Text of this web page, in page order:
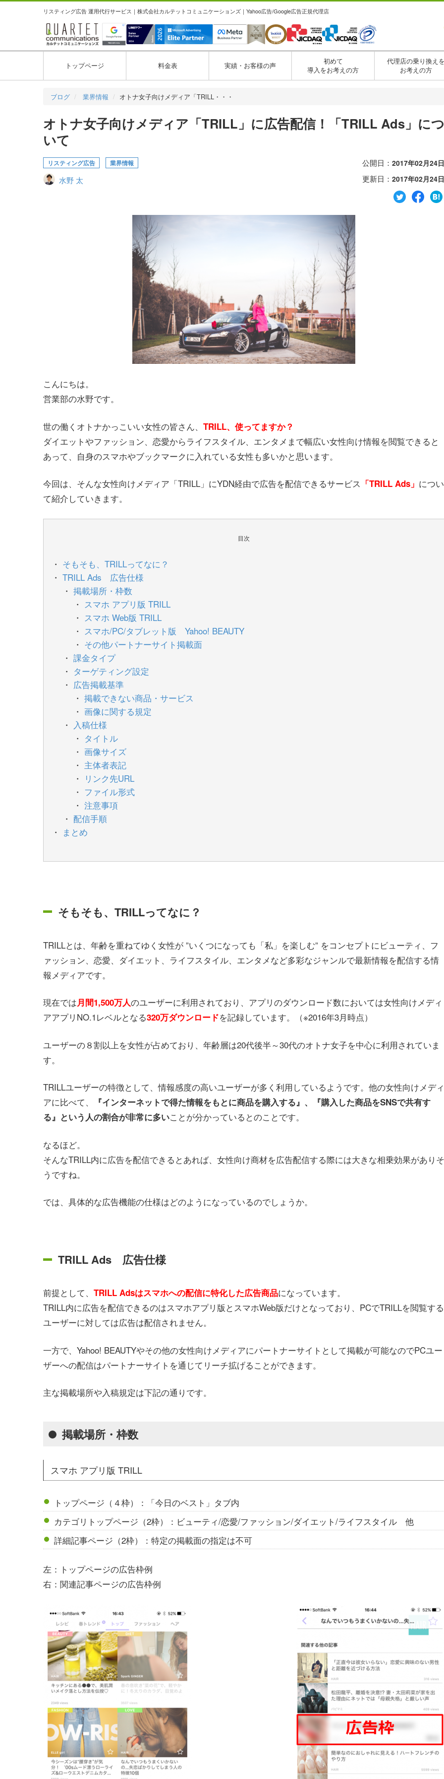
リスティング広告 運用代行サービス｜株式会社カルテットコミュニケーションズ｜Yahoo広告/Google広告正規代理店
トップページ 料金表 実績・お客様の声
初めて
導入をお考えの方
代理店の乗り換え
お考えの方
ブログ 業界情報 オトナ女子向けメディア「TRILL・・・
オトナ女子向けメディア「TRILL」に広告配信！「TRILL Ads」につ
いて
リスティング広告 業界情報
水野 太
公開日： 2017年02月24日
更新日： 2017年02月24日
こんにちは。
営業部の水野です。
世の働くオトナかっこいい女性の皆さん、 TRILL、使ってますか？
ダイエットやファッション、恋愛からライフスタイル、エンタメまで幅広い女性向け情報を閲覧できると
あって、自身のスマホやブックマークに入れている女性も多いかと思います。
今回は、そんな女性向けメディア「TRILL」にYDN経由で広告を配信できるサービス 「TRILL Ads」 につい
て紹介していきます。
目次
そもそも、TRILLってなに？
TRILL Ads 広告仕様
掲載場所・枠数
スマホ アプリ版 TRILL
スマホ Web版 TRILL
スマホ/PC/タブレット版 Yahoo! BEAUTY
その他パートナーサイト掲載面
課金タイプ
ターゲティング設定
広告掲載基準
掲載できない商品・サービス
画像に関する規定
入稿仕様
タイトル
画像サイズ
主体者表記
リンク先URL
ファイル形式
注意事項
配信手順
まとめ
そもそも、TRILLってなに？
TRILLとは、年齢を重ねてゆく女性が ”いくつになっても「私」を楽しむ” をコンセプトにビューティ、フ
ァッション、恋愛、ダイエット、ライフスタイル、エンタメなど多彩なジャンルで最新情報を配信する情
報メディアです。
現在では月間1,500万人のユーザーに利用されており、アプリのダウンロード数においては女性向けメディ
アアプリNO.1レベルとなる320万ダウンロードを記録しています。（※2016年3月時点）
ユーザーの８割以上を女性が占めており、年齢層は20代後半～30代のオトナ女子を中心に利用されていま
す。
TRILLユーザーの特徴として、情報感度の高いユーザーが多く利用しているようです。他の女性向けメディ
アに比べて、
『インターネットで得た情報をもとに商品を購入する』、『購入した商品をSNSで共有す
る』という人の割合が非常に多いことが分かっているとのことです。
なるほど。
そんなTRILL内に広告を配信できるとあれば、女性向け商材を広告配信する際には大きな相乗効果がありそ
うですね。
では、具体的な広告機能の仕様はどのようになっているのでしょうか。
TRILL Ads 広告仕様
前提として、 TRILL Adsはスマホへの配信に特化した広告商品になっています。
TRILL内に広告を配信できるのはスマホアプリ版とスマホWeb版だけとなっており、PCでTRILLを閲覧する
ユーザーに対しては広告は配信されません。
一方で、Yahoo! BEAUTYやその他の女性向けメディアにパートナーサイトとして掲載が可能なのでPCユー
ザーへの配信はパートナーサイトを通じてリーチ拡げることができます。
主な掲載場所や入稿規定は下記の通りです。
掲載場所・枠数
スマホ アプリ版 TRILL
トップページ（４枠）：「今日のベスト」タブ内
カテゴリトップページ（2枠）：ビューティ/恋愛/ファッション/ダイエット/ライフスタイル 他
詳細記事ページ（2枠）：特定の掲載面の指定は不可
左：トップページの広告枠例
右：関連記事ページの広告枠例